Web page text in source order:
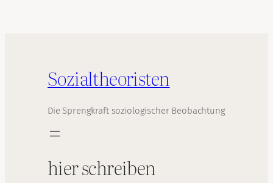
Sozialtheoristen
Die Sprengkraft soziologischer Beobachtung
hier schreiben